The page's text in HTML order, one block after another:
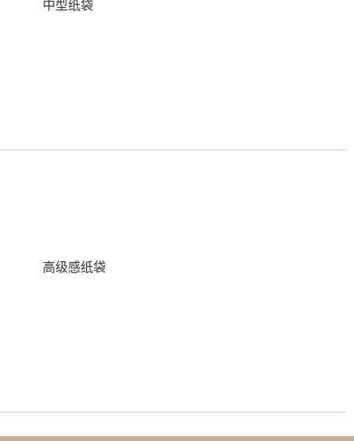
中型纸袋
高级感纸袋